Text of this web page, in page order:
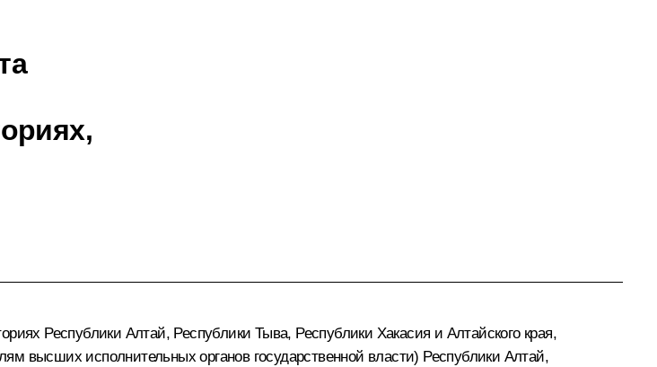
Республики Алтай, Республики Тыва, Республики Хакасия и Алтайского края,
высших исполнительных органов государственной власти) Республики Алтай,